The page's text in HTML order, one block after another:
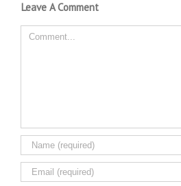
Leave A Comment
Comment